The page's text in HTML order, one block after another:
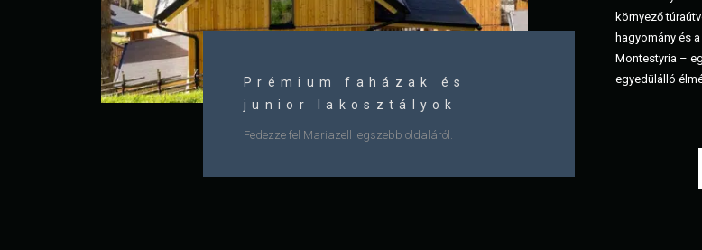
Prémium faházak és
junior lakosztályok
Fedezze fel Mariazell legszebb oldaláról.
környező
hagyomány és
Montestyria –
egyedülálló